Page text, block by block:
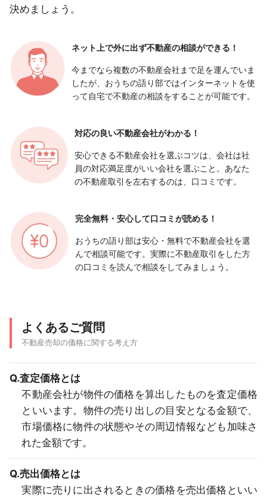
決めましょう。
ネット上で外に出ず不動産の相談ができる！
今までなら複数の不動産会社まで足を運んでいま
したが、おうちの語り部ではインターネットを使
って自宅で不動産の相談をすることが可能です。
対応の良い不動産会社がわかる！
安心できる不動産会社を選ぶコツは、会社は社
員の対応満足度がいい会社を選ぶこと。あなた
の不動産取引を左右するのは、口コミです。
完全無料・安心して口コミが読める！
おうちの語り部は安心・無料で不動産会社を選
んで相談可能です。実際に不動産取引をした方
の口コミを読んで相談をしてみましょう。
よくあるご質問
不動産売却の価格に関する考え方
Q.査定価格とは
不動産会社が物件の価格を算出したものを査定価格
といいます。物件の売り出しの目安となる金額で、
市場価格に物件の状態やその周辺情報なども加味さ
れた金額です。
Q.売出価格とは
実際に売りに出されるときの価格を売出価格といい